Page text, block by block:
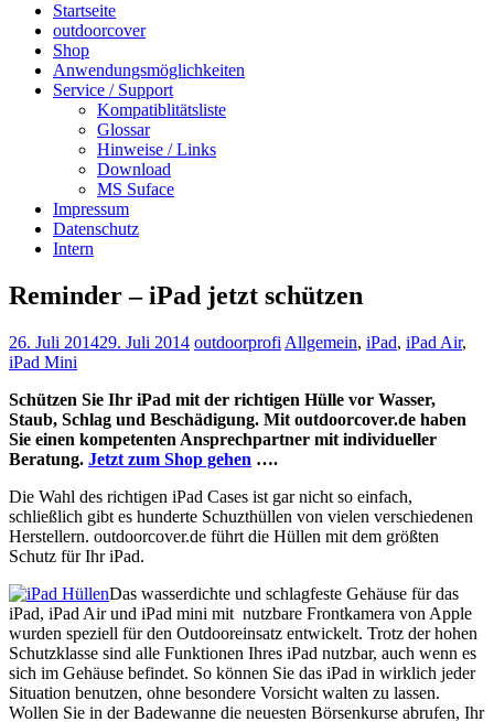
Startseite
outdoorcover
Shop
Anwendungsmöglichkeiten
Service / Support
Kompatiblitätsliste
Glossar
Hinweise / Links
Download
MS Suface
Impressum
Datenschutz
Intern
Reminder – iPad jetzt schützen
26. Juli 201429. Juli 2014 outdoorprofi Allgemein, iPad, iPad Air,
iPad Mini
Schützen Sie Ihr iPad mit der richtigen Hülle vor Wasser,
Staub, Schlag und Beschädigung. Mit outdoorcover.de haben
Sie einen kompetenten Ansprechpartner mit individueller
Beratung. Jetzt zum Shop gehen ….
Die Wahl des richtigen iPad Cases ist gar nicht so einfach,
schließlich gibt es hunderte Schuzthüllen von vielen verschiedenen
Herstellern. outdoorcover.de führt die Hüllen mit dem größten
Schutz für Ihr iPad.
Das wasserdichte und schlagfeste Gehäuse für das
iPad, iPad Air und iPad mini mit nutzbare Frontkamera von Apple
wurden speziell für den Outdooreinsatz entwickelt. Trotz der hohen
Schutzklasse sind alle Funktionen Ihres iPad nutzbar, auch wenn es
sich im Gehäuse befindet. So können Sie das iPad in wirklich jeder
Situation benutzen, ohne besondere Vorsicht walten zu lassen.
Wollen Sie in der Badewanne die neuesten Börsenkurse abrufen, Ihr